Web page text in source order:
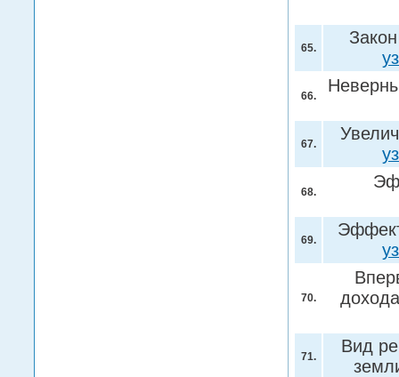
65.
66.
67.
68.
69.
70.
71.
Вид